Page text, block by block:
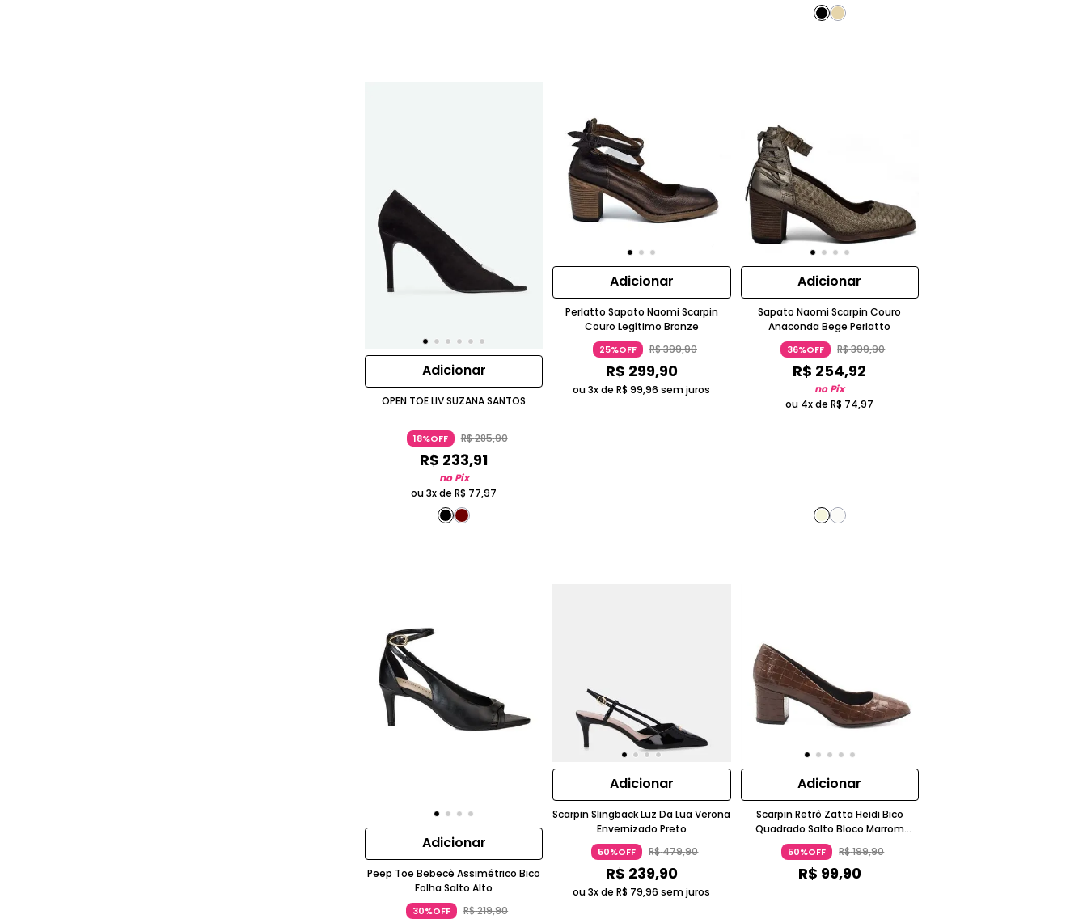
Adicionar
OPEN TOE LIV SUZANA SANTOS
18%OFF R$285,90
R$ 233,91
no Pix
ou 3x deR$ 77,97
Adicionar
Perlatto Sapato Naomi Scarpin
Couro Legítimo Bronze
25%OFF R$399,90
R$ 299,90
ou 3x deR$ 99,96 sem juros
Adicionar
Sapato Naomi Scarpin Couro
Anaconda Bege Perlatto
36%OFF R$399,90
R$ 254,92
no Pix
ou 4x deR$ 74,97
Adicionar
Peep Toe Bebecê Assimétrico Bico
Folha Salto Alto
30%OFF R$219,90
Adicionar
Scarpin Slingback Luz Da Lua Verona
Envernizado Preto
50%OFF R$479,90
R$ 239,90
ou 3x deR$ 79,96 sem juros
Adicionar
Scarpin Retrô Zatta Heidi Bico
Quadrado Salto Bloco Marrom
Escuro
50%OFF R$199,90
R$ 99,90